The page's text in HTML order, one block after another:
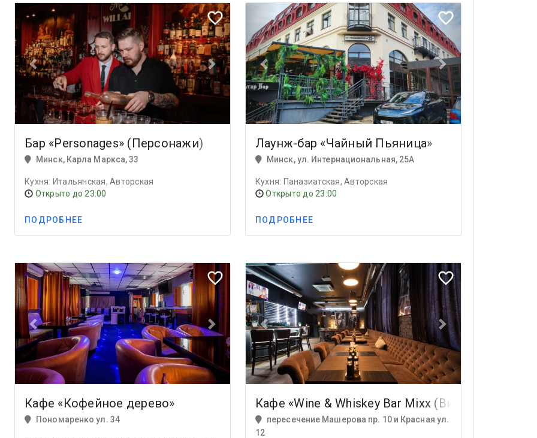
favorite_border
Previous Next
Бар «Personages» (Персонажи)
Минск, Карла Маркса, 33
Кухня: Итальянская, Авторская
Открыто до 23:00
ПОДРОБНЕЕ
favorite_border
Previous Next
Лаунж-бар «Чайный Пьяница»
Минск, ул. Интернациональная, 25А
Кухня: Паназиатская, Авторская
Открыто до 23:00
ПОДРОБНЕЕ
favorite_border
Previous Next
Кафе «Кофейное дерево»
Пономаренко ул. 34
favorite_border
Previous Next
Кафе «Wine & Whiskey Bar Mixx (Вино & Виски
пересечение Машерова пр. 10 и Красная ул.
12